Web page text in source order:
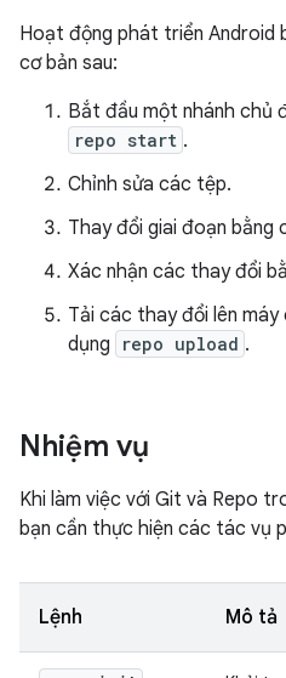
Hoạt động phát triển Android
cơ bản sau:
Bắt đầu một nhánh chủ
repo start .
Chỉnh sửa các tệp.
Thay đổi giai đoạn bằng
Xác nhận các thay đổi
Tải các thay đổi lên
dụng
repo upload .
Nhiệm vụ
Khi làm việc với Git và Repo
bạn cần thực hiện các tác vụ
Lệnh Mô tả